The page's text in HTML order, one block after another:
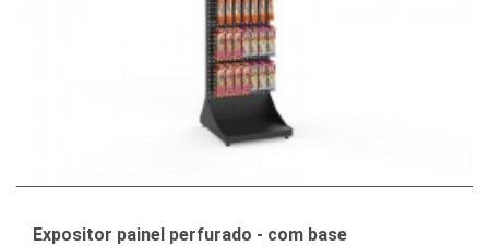
Expositor painel perfurado - com base